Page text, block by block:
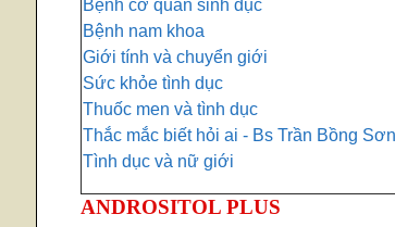
Bệnh cơ quan sinh dục
Bệnh nam khoa
Giới tính và chuyển giới
Sức khỏe tình dục
Thuốc men và tình dục
Thắc mắc biết hỏi ai - Bs Trần Bồng Sơn
Tình dục và nữ giới
ANDROSITOL PLUS